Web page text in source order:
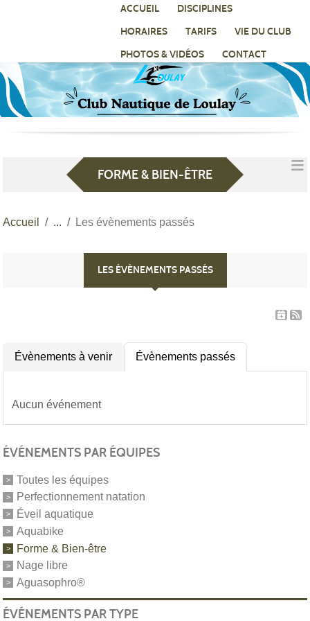
ACCUEIL
DISCIPLINES
HORAIRES
TARIFS
VIE DU CLUB
PHOTOS & VIDÉOS
CONTACT
FORME & BIEN-ÊTRE
Accueil Les évènements passés
LES ÉVÈNEMENTS PASSÉS
Évènements à venir Évènements passés
Aucun événement
ÉVÉNEMENTS PAR ÉQUIPES
Toutes les équipes
Perfectionnement natation
Éveil aquatique
Aquabike
Forme & Bien-être
Nage libre
Aguasophro®
ÉVÉNEMENTS PAR TYPE
Panneau de gestion des cookies